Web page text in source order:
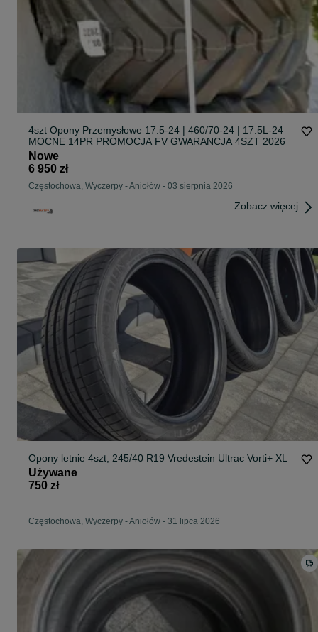
4szt Opony Przemysłowe 17.5-24 | 460/70-24 | 17.5L-24
MOCNE 14PR PROMOCJA FV GWARANCJA 4SZT 2026
Nowe
6 950 zł
Częstochowa, Wyczerpy - Aniołów - 03 sierpnia 2026
Zobacz więcej
Opony letnie 4szt, 245/40 R19 Vredestein Ultrac Vorti+ XL
Używane
750 zł
Częstochowa, Wyczerpy - Aniołów - 31 lipca 2026